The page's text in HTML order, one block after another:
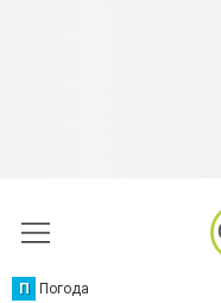
П Погода